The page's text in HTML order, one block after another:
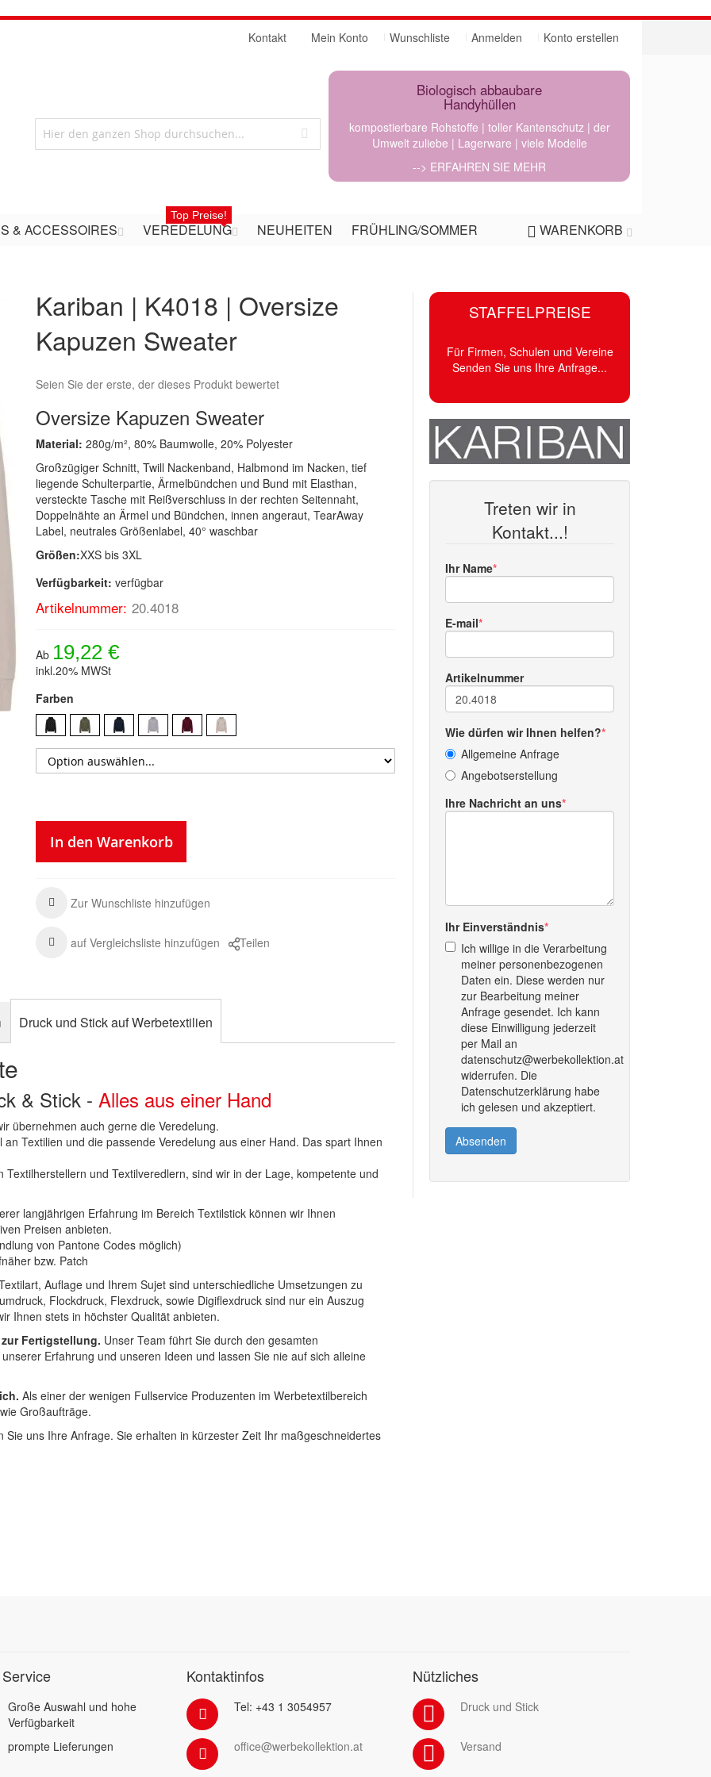
Mein Konto Wunschliste Anmelden Konto erstellen
Kontakt
Biologisch abbaubare
Handyhüllen
kompostierbare Rohstoffe | toller Kantenschutz | der
Umwelt zuliebe | Lagerware | viele Modelle
--> ERFAHREN SIE MEHR
WARENKORB
& ACCESSOIRES VEREDELUNG
Top Preise!
NEUHEITEN FRÜHLING/SOMMER
Kariban | K4018 | Oversize
Kapuzen Sweater
Seien Sie der erste, der dieses Produkt bewertet
Oversize Kapuzen Sweater
Material:280g/m², 80% Baumwolle, 20% Polyester
Großzügiger Schnitt, Twill Nackenband, Halbmond im Nacken, tief
liegende Schulterpartie, Ärmelbündchen und Bund mit Elasthan,
versteckte Tasche mit Reißverschluss in der rechten Seitennaht,
Doppelnähte an Ärmel und Bündchen, innen angeraut, TearAway
Label, neutrales Größenlabel, 40° waschbar
Größen:XXS bis 3XL
Verfügbarkeit: verfügbar
Artikelnummer: 20.4018
Ab 19,22 €
inkl.20% MWSt
Farben
In den Warenkorb
Zur Wunschliste hinzufügen
auf Vergleichsliste hinzufügen Teilen
STAFFELPREISE
Für Firmen, Schulen und Vereine
Senden Sie uns Ihre Anfrage...
Treten wir in
Kontakt...!
Ihr Name
E-mail
Artikelnummer
Wie dürfen wir Ihnen helfen?
Allgemeine Anfrage
Angebotserstellung
Ihre Nachricht an uns
Ihr Einverständnis
Ich willige in die Verarbeitung
meiner personenbezogenen
Daten ein. Diese werden nur
zur Bearbeitung meiner
Anfrage gesendet. Ich kann
diese Einwilligung jederzeit
per Mail an
datenschutz@werbekollektion.at
widerrufen. Die
Datenschutzerklärung habe
ich gelesen und akzeptiert.
Absenden
Druck und Stick auf Werbetextilien
& Stick -Alles aus einer Hand
übernehmen auch gerne die Veredelung.
Textilien und die passende Veredelung aus einer Hand. Das spart Ihnen
und Textilveredlern, sind wir in der Lage, kompetente und
langjährigen Erfahrung im Bereich Textilstick können wir Ihnen
Preisen anbieten.
von Pantone Codes möglich)
bzw. Patch
Auflage und Ihrem Sujet sind unterschiedliche Umsetzungen zu
Flockdruck, Flexdruck, sowie Digiflexdruck sind nur ein Auszug
Ihnen stets in höchster Qualität anbieten.
Fertigstellung. Unser Team führt Sie durch den gesamten
Erfahrung und unseren Ideen und lassen Sie nie auf sich alleine
Als einer der wenigen Fullservice Produzenten im Werbetextilbereich
Großaufträge.
uns Ihre Anfrage. Sie erhalten in kürzester Zeit Ihr maßgeschneidertes
Große Auswahl und hohe
Verfügbarkeit
prompte Lieferungen
Kontaktinfos
Tel: +43 1 3054957
office@werbekollektion.at
Nützliches
Druck und Stick
Versand